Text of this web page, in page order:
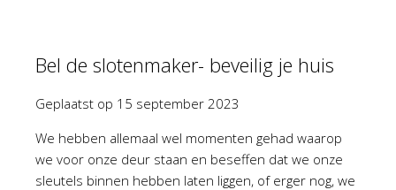
Bel de slotenmaker- beveilig je huis
Geplaatst op 15 september 2023
We hebben allemaal wel momenten gehad waarop
we voor onze deur staan en beseffen dat we onze
sleutels binnen hebben laten liggen, of erger nog, we